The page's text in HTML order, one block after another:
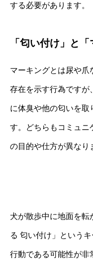
する必要があります。
「匂い付け」と
マーキングとは尿や爪
存在を示す行為ですが
に体臭や他の匂いを取
す。どちらもコミュニ
の目的や仕方が異なり
犬が散歩中に地面を転
る 匂い付け」という
行動である可能性が非